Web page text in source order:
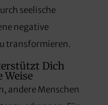
seelische
negative
transformieren.
Dich
Weise
andere Menschen